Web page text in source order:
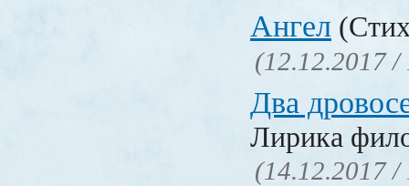
Ангел
(12.12.2017 /
Два
Лирика
(14.12.2017 /